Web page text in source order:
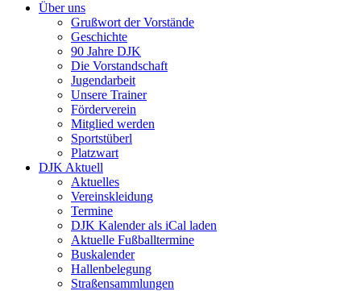
Über uns
Grußwort der Vorstände
Geschichte
90 Jahre DJK
Die Vorstandschaft
Jugendarbeit
Unsere Trainer
Förderverein
Mitglied werden
Sportstüberl
Platzwart
DJK Aktuell
Aktuelles
Vereinskleidung
Termine
DJK Kalender als iCal laden
Aktuelle Fußballtermine
Buskalender
Hallenbelegung
Straßensammlungen